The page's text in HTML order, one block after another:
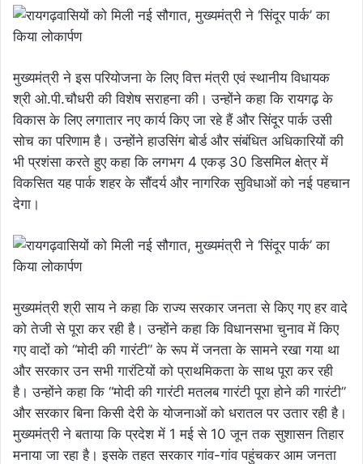
मुख्यमंत्री ने इस परियोजना के लिए वित्त मंत्री एवं स्थानीय विधायक
श्री ओ.पी.चौधरी की विशेष सराहना की। उन्होंने कहा कि रायगढ़ के
विकास के लिए लगातार नए कार्य किए जा रहे हैं और सिंदूर पार्क उसी
सोच का परिणाम है। उन्होंने हाउसिंग बोर्ड और संबंधित अधिकारियों की
भी प्रशंसा करते हुए कहा कि लगभग 4 एकड़ 30 डिसमिल क्षेत्र में
विकसित यह पार्क शहर के सौंदर्य और नागरिक सुविधाओं को नई पहचान
देगा।
मुख्यमंत्री श्री साय ने कहा कि राज्य सरकार जनता से किए गए हर वादे
को तेजी से पूरा कर रही है। उन्होंने कहा कि विधानसभा चुनाव में किए
गए वादों को “मोदी की गारंटी” के रूप में जनता के सामने रखा गया था
और सरकार उन सभी गारंटियों को प्राथमिकता के साथ पूरा कर रही
है। उन्होंने कहा कि “मोदी की गारंटी मतलब गारंटी पूरा होने की गारंटी”
और सरकार बिना किसी देरी के योजनाओं को धरातल पर उतार रही है।
मुख्यमंत्री ने बताया कि प्रदेश में 1 मई से 10 जून तक सुशासन तिहार
मनाया जा रहा है। इसके तहत सरकार गांव-गांव पहुंचकर आम जनता